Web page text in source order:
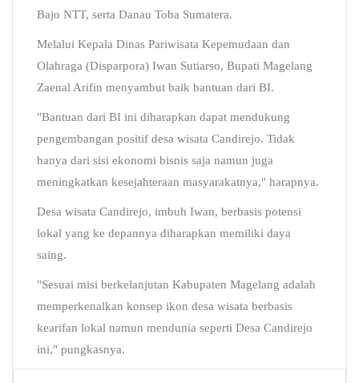
Bajo NTT, serta Danau Toba Sumatera.
Melalui Kepala Dinas Pariwisata Kepemudaan dan
Olahraga (Disparpora) Iwan Sutiarso, Bupati Magelang
Zaenal Arifin menyambut baik bantuan dari BI.
"Bantuan dari BI ini diharapkan dapat mendukung
pengembangan positif desa wisata Candirejo. Tidak
hanya dari sisi ekonomi bisnis saja namun juga
meningkatkan kesejahteraan masyarakatnya," harapnya.
Desa wisata Candirejo, imbuh Iwan, berbasis potensi
lokal yang ke depannya diharapkan memiliki daya
saing.
"Sesuai misi berkelanjutan Kabupaten Magelang adalah
memperkenalkan konsep ikon desa wisata berbasis
kearifan lokal namun mendunia seperti Desa Candirejo
ini," pungkasnya.